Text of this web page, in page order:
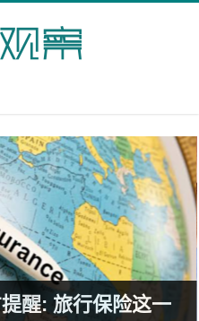
醒: 旅行保险这一